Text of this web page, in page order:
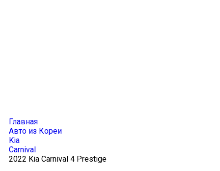
Главная
Авто из Кореи
Kia
Carnival
2022 Kia Carnival 4 Prestige